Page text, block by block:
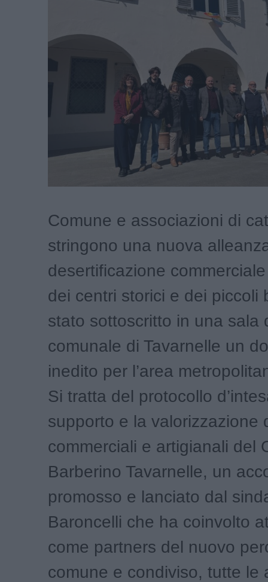
Comune e associazioni di
stringono una nuova
desertificazione
dei centri storici e dei piccoli
stato sottoscritto in una sala
comunale di Tavarnelle un
inedito per l’area
Si tratta del protocollo
supporto e la valorizzazione
commerciali e artigianali del
Barberino Tavarnelle, un
promosso e lanciato dal
Baroncelli che ha coinvolto
come partners del nuovo
comune e condiviso, tutte le